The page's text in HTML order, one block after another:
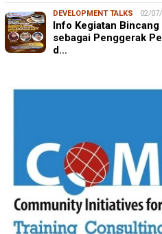
DEVELOPMENT TALKS 02/
Info Kegiatan
sebagai Penggerak
d…